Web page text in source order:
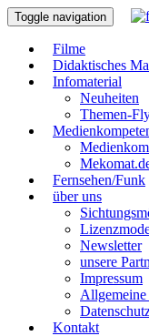
Toggle navigation
Filme
Didaktisches
Infomaterial
Neuheiten
Themen-
Fernsehen/Funk
über uns
Newsletter
unsere
Impressum
Allgemeine
Kontakt